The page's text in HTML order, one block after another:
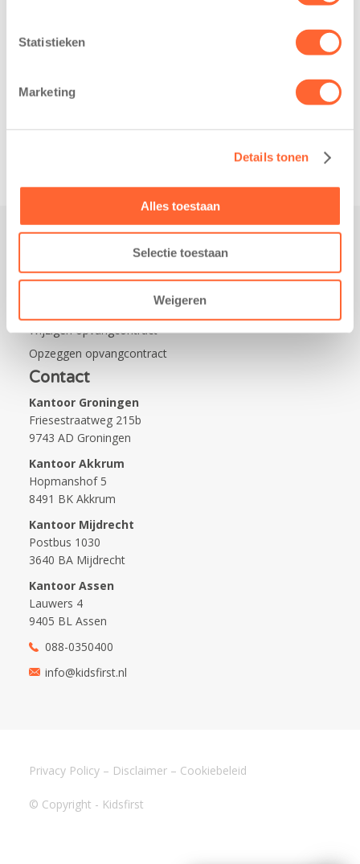
Statistieken
Marketing
Details tonen
Alles toestaan
Selectie toestaan
Weigeren
kregen een…
de wijk Wiarda in
Leeuwarden Zuid.
Werken bij Kids First
Wijzigen opvangcontract
Opzeggen opvangcontract
Contact
Kantoor Groningen
Friesestraatweg 215b
9743 AD Groningen
Kantoor Akkrum
Hopmanshof 5
8491 BK Akkrum
Kantoor Mijdrecht
Postbus 1030
3640 BA Mijdrecht
Kantoor Assen
Lauwers 4
9405 BL Assen
088-0350400
info@kidsfirst.nl
© Copyright - Kidsfirst
Privacy Policy – Disclaimer – Cookiebeleid